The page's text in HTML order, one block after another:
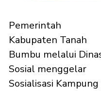
Pemerintah
Kabupaten Tanah
Bumbu melalui
Sosial menggelar
Sosialisasi Kampung